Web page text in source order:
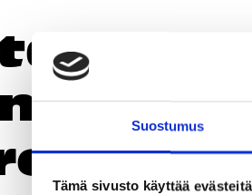
Suostumus
Tämä sivusto käyttää evästeitä